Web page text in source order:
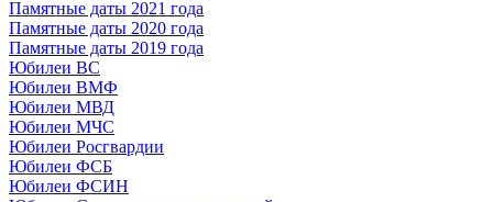
Памятные даты 2021 года
Памятные даты 2020 года
Памятные даты 2019 года
Юбилеи ВС
Юбилеи ВМФ
Юбилеи МВД
Юбилеи МЧС
Юбилеи Росгвардии
Юбилеи ФСБ
Юбилеи ФСИН